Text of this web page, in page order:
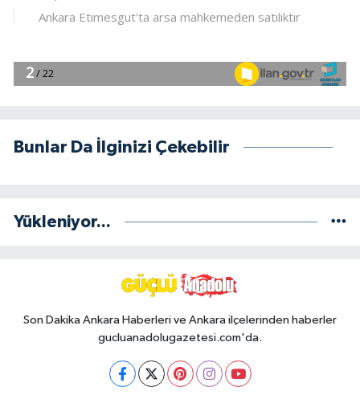
Bunlar Da İlginizi Çekebilir
Yükleniyor...
Son Dakika Ankara Haberleri ve Ankara ilçelerinden haberler
gucluanadolugazetesi.com'da.